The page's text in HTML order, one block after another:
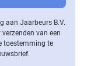
aan Jaarbeurs B.V.
van een
toestemming te